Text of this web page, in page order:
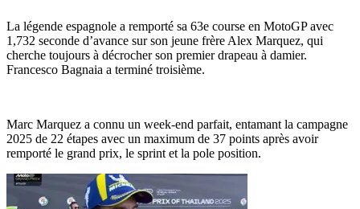
La légende espagnole a remporté sa 63e course en MotoGP avec
1,732 seconde d’avance sur son jeune frère Alex Marquez, qui
cherche toujours à décrocher son premier drapeau à damier.
Francesco Bagnaia a terminé troisième.
Marc Marquez a connu un week-end parfait, entamant la campagne
2025 de 22 étapes avec un maximum de 37 points après avoir
remporté le grand prix, le sprint et la pole position.